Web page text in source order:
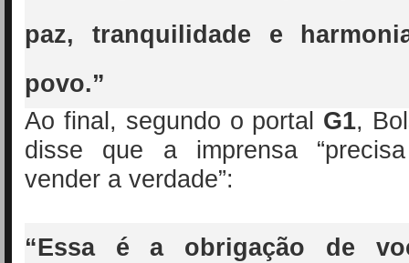
paz, tranquilidade e
povo.”
Ao final, segundo o portal G1,
disse que a imprensa
vender a verdade”:
“Essa é a obrigação de